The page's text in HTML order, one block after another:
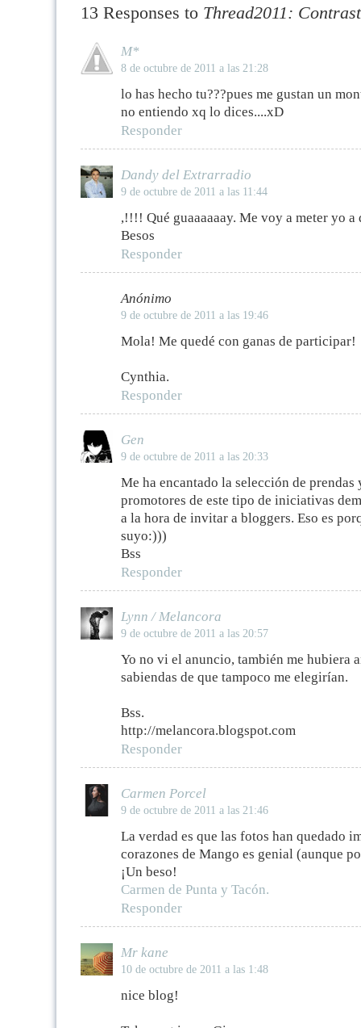
13 Responses to Thread2011:
M*
8 de octubre de 2011 a las 21:28
lo has hecho tu???pues me gustan un
no entiendo xq lo dices....xD
Responder
Dandy del Extrarradio
9 de octubre de 2011 a las 11:44
,!!!! Qué guaaaaaay. Me voy a meter yo a
Besos
Responder
Anónimo
9 de octubre de 2011 a las 19:46
Mola! Me quedé con ganas de participar!
Cynthia.
Responder
Gen
9 de octubre de 2011 a las 20:33
Me ha encantado la selección de
promotores de este tipo de iniciativas
a la hora de invitar a bloggers. Eso es
suyo:)))
Bss
Responder
Lynn / Melancora
9 de octubre de 2011 a las 20:57
Yo no vi el anuncio, también me hubiera
sabiendas de que tampoco me elegirían.
Bss.
http://melancora.blogspot.com
Responder
Carmen Porcel
9 de octubre de 2011 a las 21:46
La verdad es que las fotos han quedado
corazones de Mango es genial (aunque
¡Un beso!
Carmen de Punta y Tacón.
Responder
Mr kane
10 de octubre de 2011 a las 1:48
nice blog!